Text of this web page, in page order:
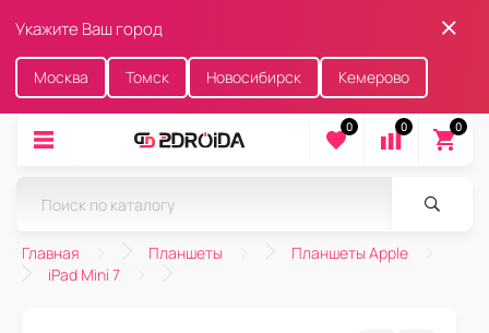
Укажите Ваш город
Москва Томск Новосибирск Кемерово
0 0 0
Главная Планшеты
Планшеты Apple
iPad Mini 7